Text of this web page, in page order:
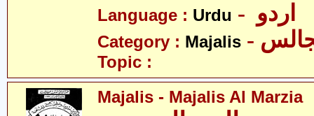
Language : Urdu
Category : Majalis
Topic :
Majalis - Majalis Al Marzia